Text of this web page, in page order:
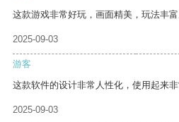
这款游戏非常好玩，画面精美，玩法丰富
2025-09-03
游客
这款软件的设计非常人性化，使用起来非
2025-09-03